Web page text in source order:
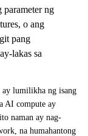
parameter ng
o ang
pang
lakas sa
lumilikha ng isang
AI compute ay
naman ay nag-
na humahantong